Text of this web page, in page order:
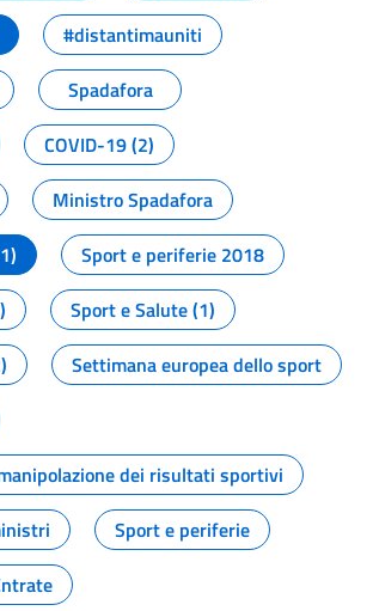
#distantimauniti
Spadafora
COVID-19 (2)
Ministro Spadafora
Sport e periferie 2018
Sport e Salute (1)
Settimana europea dello sport
dei risultati sportivi
Sport e periferie